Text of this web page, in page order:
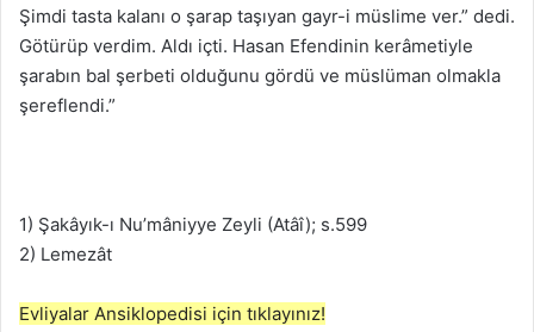
Şimdi tasta kalanı o şarap taşıyan gayr-i müslime ver.” dedi.
Götürüp verdim. Aldı içti. Hasan Efendinin kerâmetiyle
şarabın bal şerbeti olduğunu gördü ve müslüman olmakla
şereflendi.”
1) Şakâyık-ı Nu’mâniyye Zeyli (Atâî); s.599
2) Lemezât
Evliyalar Ansiklopedisi için tıklayınız!